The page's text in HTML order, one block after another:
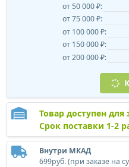
от 50 000 ₽:
от 75 000 ₽:
от 100 000 ₽:
от 150 000 ₽:
от 200 000 ₽:
Товар доступен для
Срок поставки 1-2
Внутри МКАД
699руб. (при заказе на